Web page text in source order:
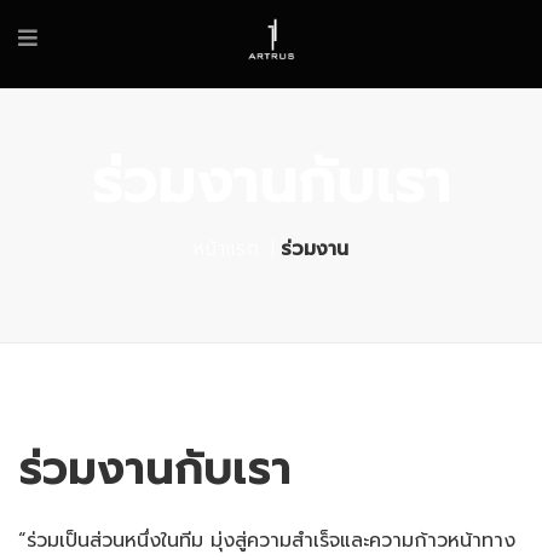
ร่วมงาน
ร่วมงานกับเรา
“ร่วมเป็นส่วนหนึ่งในทีม มุ่งสู่ความสำเร็จและความก้าวหน้าทาง